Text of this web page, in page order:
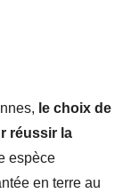
le choix de
réussir la
espèce
en terre au